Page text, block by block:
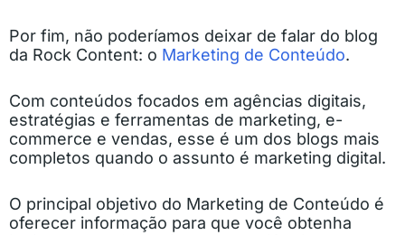
Por fim, não poderíamos deixar de falar do blog
da Rock Content: o Marketing de Conteúdo.
Com conteúdos focados em agências digitais,
estratégias e ferramentas de marketing, e-
commerce e vendas, esse é um dos blogs mais
completos quando o assunto é marketing digital.
O principal objetivo do Marketing de Conteúdo é
oferecer informação para que você obtenha